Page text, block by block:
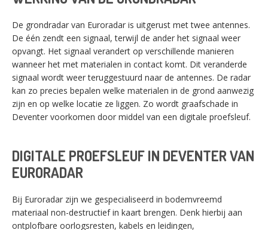
De grondradar van Euroradar is uitgerust met twee antennes.
De één zendt een signaal, terwijl de ander het signaal weer
opvangt. Het signaal verandert op verschillende manieren
wanneer het met materialen in contact komt. Dit veranderde
signaal wordt weer teruggestuurd naar de antennes. De radar
kan zo precies bepalen welke materialen in de grond aanwezig
zijn en op welke locatie ze liggen. Zo wordt graafschade in
Deventer voorkomen door middel van een digitale proefsleuf.
DIGITALE PROEFSLEUF IN DEVENTERVAN
EURORADAR
Bij Euroradar zijn we gespecialiseerd in bodemvreemd
materiaal non-destructief in kaart brengen. Denk hierbij aan
ontplofbare oorlogsresten, kabels en leidingen,